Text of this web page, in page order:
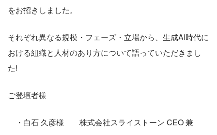
をお招きしました。
それぞれ異なる規模・フェーズ・立場から、生成AI時代に
おける組織と人材のあり方について語っていただきまし
た!
ご登壇者様
・白石 久彦様　　株式会社スライストーン CEO 兼